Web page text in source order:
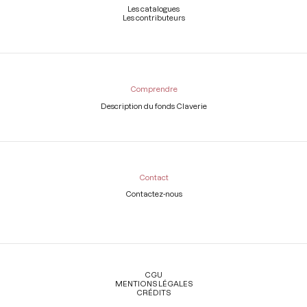
Les catalogues
Les contributeurs
Comprendre
Description du fonds Claverie
Contact
Contactez-nous
Légal
CGU
MENTIONS LÉGALES
CRÉDITS